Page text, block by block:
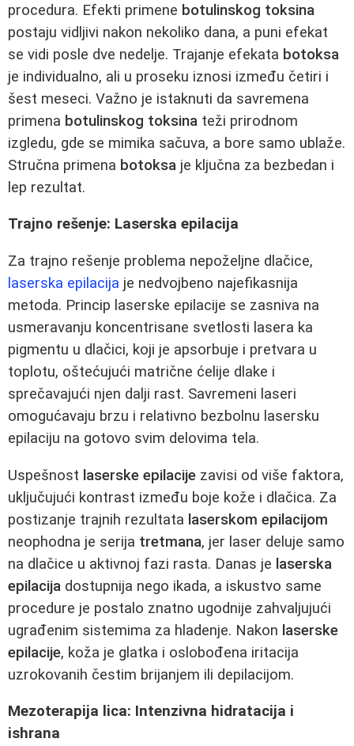
procedura. Efekti primene botulinskog toksina
postaju vidljivi nakon nekoliko dana, a puni efekat
se vidi posle dve nedelje. Trajanje efekata botoksa
je individualno, ali u proseku iznosi između četiri i
šest meseci. Važno je istaknuti da savremena
primena botulinskog toksina teži prirodnom
izgledu, gde se mimika sačuva, a bore samo ublaže.
Stručna primena botoksa je ključna za bezbedan i
lep rezultat.
Trajno rešenje: Laserska epilacija
Za trajno rešenje problema nepoželjne dlačice,
laserska epilacija je nedvojbeno najefikasnija
metoda. Princip laserske epilacije se zasniva na
usmeravanju koncentrisane svetlosti lasera ka
pigmentu u dlačici, koji je apsorbuje i pretvara u
toplotu, oštećujući matrične ćelije dlake i
sprečavajući njen dalji rast. Savremeni laseri
omogućavaju brzu i relativno bezbolnu lasersku
epilaciju na gotovo svim delovima tela.
Uspešnost laserske epilacije zavisi od više faktora,
uključujući kontrast između boje kože i dlačica. Za
postizanje trajnih rezultata laserskom epilacijom
neophodna je serija tretmana, jer laser deluje samo
na dlačice u aktivnoj fazi rasta. Danas je laserska
epilacija dostupnija nego ikada, a iskustvo same
procedure je postalo znatno ugodnije zahvaljujući
ugrađenim sistemima za hladenje. Nakon laserske
epilacije, koža je glatka i oslobođena iritacija
uzrokovanih čestim brijanjem ili depilacijom.
Mezoterapija lica: Intenzivna hidratacija i
ishrana